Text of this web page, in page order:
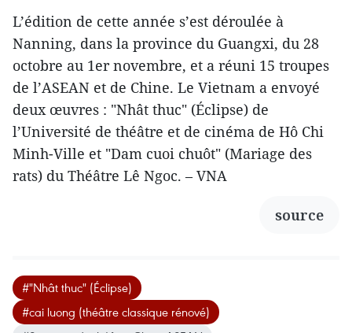
L’édition de cette année s’est déroulée à
Nanning, dans la province du Guangxi, du 28
octobre au 1er novembre, et a réuni 15 troupes
de l’ASEAN et de Chine. Le Vietnam a envoyé
deux œuvres : "Nhât thuc" (Éclipse) de
l’Université de théâtre et de cinéma de Hô Chi
Minh-Ville et "Dam cuoi chuôt" (Mariage des
rats) du Théâtre Lê Ngoc. – VNA
source
#"Nhât thuc" (Éclipse)
#cai luong (théâtre classique rénové)